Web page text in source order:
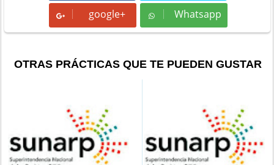
google+ Whatsapp
Whatsapp
OTRAS PRÁCTICAS QUE TE PUEDEN GUSTAR